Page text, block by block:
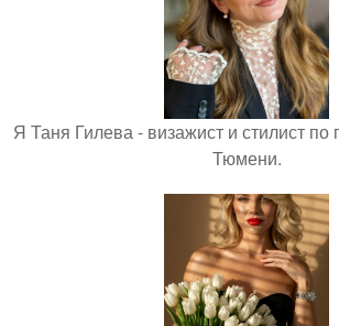
Я Таня Гилева - визажист и стилист по
Тюмени.